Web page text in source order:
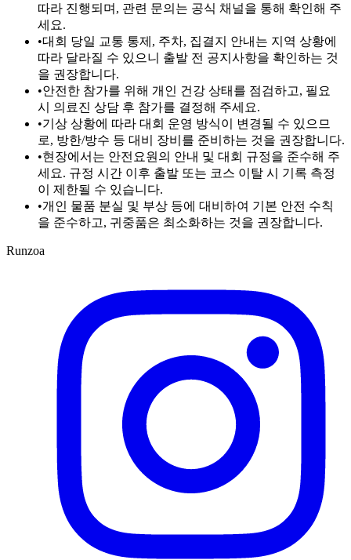
따라 진행되며, 관련 문의는 공식 채널을 통해 확인해 주
세요.
•대회 당일 교통 통제, 주차, 집결지 안내는 지역 상황에
따라 달라질 수 있으니 출발 전 공지사항을 확인하는 것
을 권장합니다.
•안전한 참가를 위해 개인 건강 상태를 점검하고, 필요
시 의료진 상담 후 참가를 결정해 주세요.
•기상 상황에 따라 대회 운영 방식이 변경될 수 있으므
로, 방한/방수 등 대비 장비를 준비하는 것을 권장합니다.
•현장에서는 안전요원의 안내 및 대회 규정을 준수해 주
세요. 규정 시간 이후 출발 또는 코스 이탈 시 기록 측정
이 제한될 수 있습니다.
•개인 물품 분실 및 부상 등에 대비하여 기본 안전 수칙
을 준수하고, 귀중품은 최소화하는 것을 권장합니다.
Runzoa